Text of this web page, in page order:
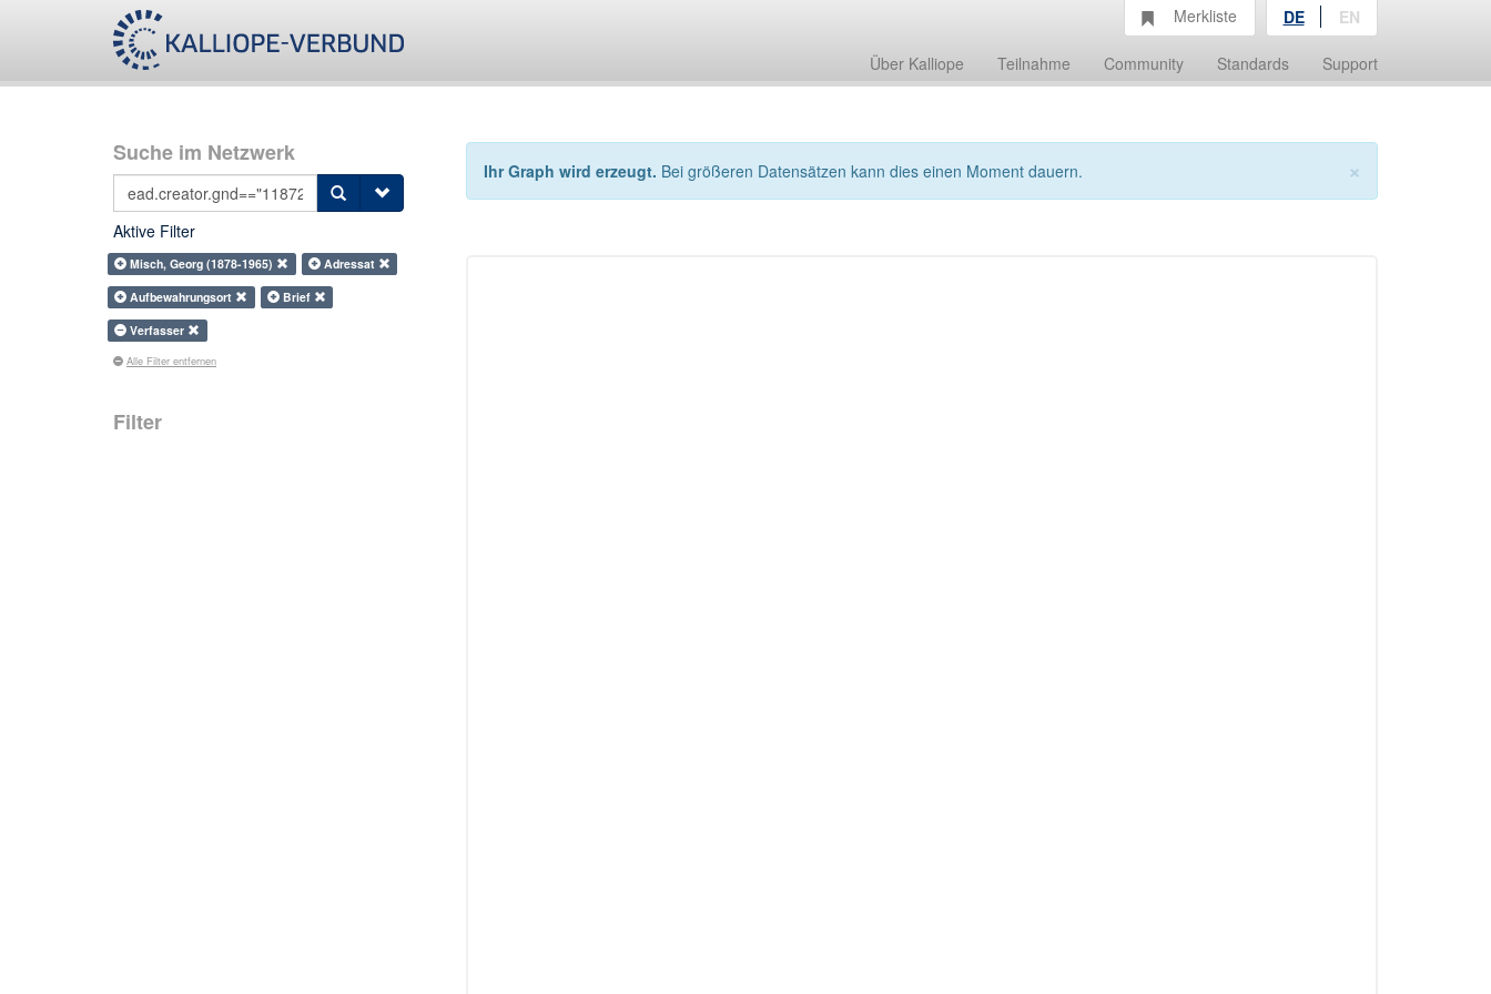
Über Kalliope Teilnahme Community Standards Support
Merkliste DE EN
Suche im Netzwerk
Aktive Filter
Misch, Georg (1878-1965)
Adressat
Aufbewahrungsort
Brief
Verfasser
Alle Filter entfernen
Filter
×
Ihr Graph wird erzeugt. Bei größeren Datensätzen kann dies einen Moment dauern.